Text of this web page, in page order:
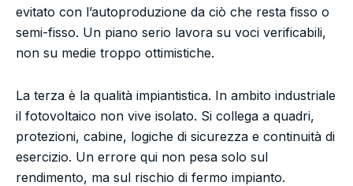
evitato con l’autoproduzione da ciò che resta fisso o
semi-fisso. Un piano serio lavora su voci verificabili,
non su medie troppo ottimistiche.
La terza è la qualità impiantistica. In ambito industriale
il fotovoltaico non vive isolato. Si collega a quadri,
protezioni, cabine, logiche di sicurezza e continuità di
esercizio. Un errore qui non pesa solo sul
rendimento, ma sul rischio di fermo impianto.